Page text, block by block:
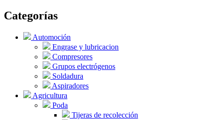
Categorías
Automoción
Engrase y lubricacion
Compresores
Grupos electrógenos
Soldadura
Aspiradores
Agricultura
Poda
Tijeras de recolección